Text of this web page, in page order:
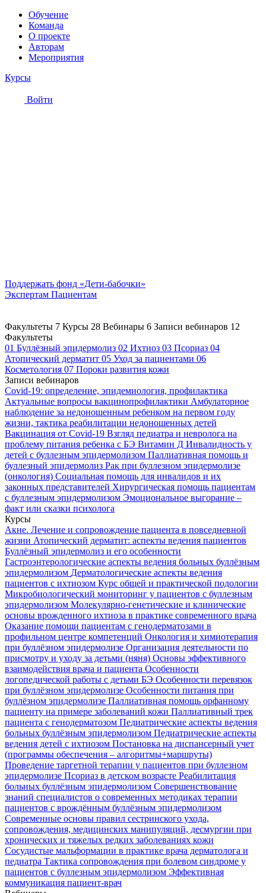
Обучение
Команда
О проекте
Авторам
Мероприятия
Курсы
Войти
Поддержать фонд «Дети-бабочки»
Экспертам Пациентам
Факультеты 7 Курсы 28 Вебинары 6 Записи вебинаров 12
Факультеты
01 Буллёзный эпидермолиз 02 Ихтиоз 03 Псориаз 04
Атопический дерматит 05 Уход за пациентами 06
Косметология 07 Пороки развития кожи
Записи вебинаров
Covid-19: определение, эпидемиология, профилактика
Актуальные вопросы вакцинопрофилактики Амбулаторное
наблюдение за недоношенным ребенком на первом году
жизни, тактика реабилитации недоношенных детей
Вакцинация от Covid-19 Взгляд педиатра и невролога на
проблему питания ребенка с БЭ Витамин Д Инвалидность у
детей с буллезным эпидермолизом Паллиативная помощь и
буллезный эпидермолиз Рак при буллезном эпидермолизе
(онкология) Социальная помощь для инвалидов и их
законных представителей Хирургическая помощь пациентам
с буллезным эпидермолизом Эмоциональное выгорание –
факт или сказки психолога
Курсы
Акне. Лечение и сопровождение пациента в повседневной
жизни Атопический дерматит: аспекты ведения пациентов
Буллёзный эпидермолиз и его особенности
Гастроэнтерологические аспекты ведения больных буллёзным
эпидермолизом Дерматологические аспекты ведения
пациентов с ихтиозом Курс общей и практической подологии
Микробиологический мониторинг у пациентов с буллезным
эпидермолизом Молекулярно-генетические и клинические
основы врожденного ихтиоза в практике современного врача
Оказание помощи пациентам с генодерматозами в
профильном центре компетенций Онкология и химиотерапия
при буллёзном эпидермолизе Организация деятельности по
присмотру и уходу за детьми (няня) Основы эффективного
взаимодействия врача и пациента Особенности
логопедической работы с детьми БЭ Особенности перевязок
при буллёзном эпидермолизе Особенности питания при
буллёзном эпидермолизе Паллиативная помощь орфанному
пациенту на примере заболеваний кожи Паллиативный трек
пациента с генодерматозом Педиатрические аспекты ведения
больных буллёзным эпидермолизом Педиатрические аспекты
ведения детей с ихтиозом Постановка на диспансерный учет
(программы обеспечения – алгоритмы+маршруты)
Проведение таргетной терапии у пациентов при буллезном
эпидермолизе Псориаз в детском возрасте Реабилитация
больных буллёзным эпидермолизом Совершенствование
знаний специалистов о современных методиках терапии
пациентов с врождённым буллёзным эпидермолизом
Современные основы правил сестринского ухода,
сопровождения, медицинских манипуляций, десмургии при
хронических и тяжелых редких заболеваниях кожи
Сосудистые мальформации в практике врача дерматолога и
педиатра Тактика сопровождения при болевом синдроме у
пациентов с буллезным эпидермолизом Эффективная
коммуникация пациент-врач